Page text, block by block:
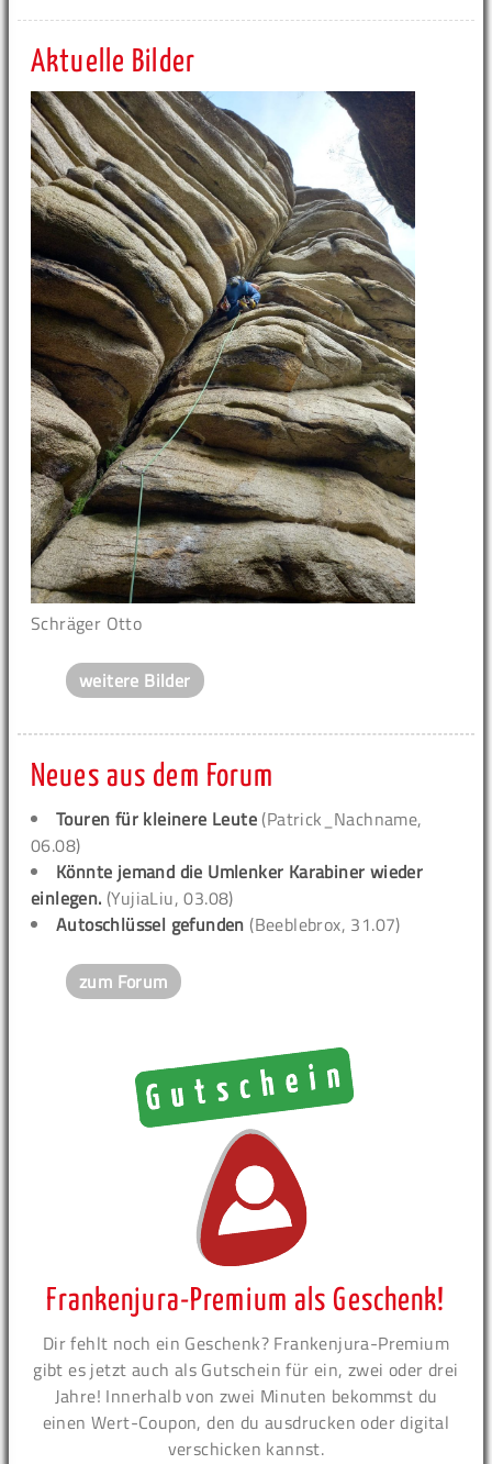
Aktuelle Bilder
Schräger Otto
weitere Bilder
Neues aus dem Forum
Touren für kleinere Leute (Patrick_Nachname,
06.08)
Könnte jemand die Umlenker Karabiner wieder
einlegen. (YujiaLiu, 03.08)
Autoschlüssel gefunden (Beeblebrox, 31.07)
zum Forum
Frankenjura-Premium als Geschenk!
Dir fehlt noch ein Geschenk? Frankenjura-Premium
gibt es jetzt auch als Gutschein für ein, zwei oder drei
Jahre! Innerhalb von zwei Minuten bekommst du
einen Wert-Coupon, den du ausdrucken oder digital
verschicken kannst.